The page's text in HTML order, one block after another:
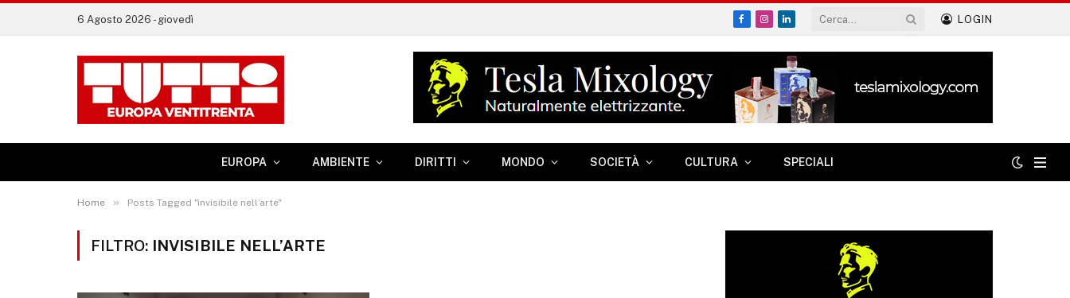
6 Agosto 2026 - giovedì
Facebook
Instagram
LinkedIn
LOGIN
EUROPA AMBIENTE DIRITTI MONDO SOCIETÀ CULTURA SPECIALI
Home » Posts Tagged "invisibile nell’arte"
FILTRO: INVISIBILE NELL’ARTE